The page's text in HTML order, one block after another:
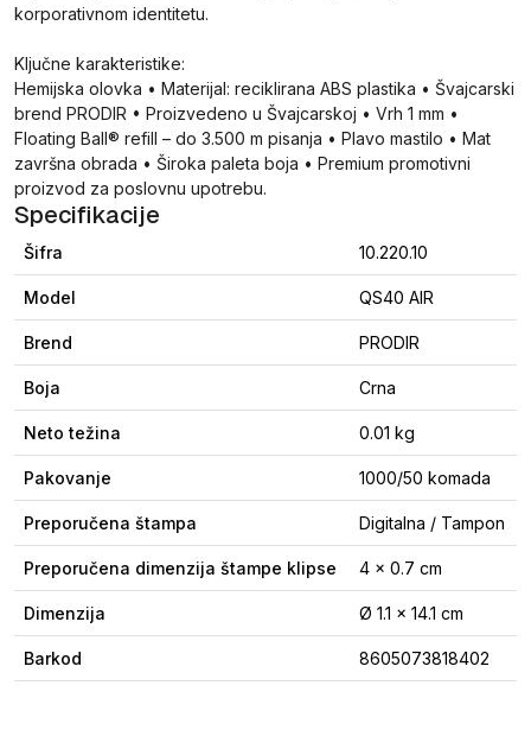
korporativnom identitetu.
Ključne karakteristike:
Hemijska olovka • Materijal: reciklirana ABS plastika • Švajcarski
brend PRODIR • Proizvedeno u Švajcarskoj • Vrh 1 mm •
Floating Ball® refill – do 3.500 m pisanja • Plavo mastilo • Mat
završna obrada • Široka paleta boja • Premium promotivni
proizvod za poslovnu upotrebu.
Specifikacije
Šifra 10.220.10
Model QS40 AIR
Brend PRODIR
Boja Crna
Neto težina 0.01 kg
Pakovanje 1000/50 komada
Preporučena štampa Digitalna / Tampon
Preporučena dimenzija štampe klipse 4 × 0.7 cm
Dimenzija Ø 1.1 x 14.1 cm
Barkod 8605073818402